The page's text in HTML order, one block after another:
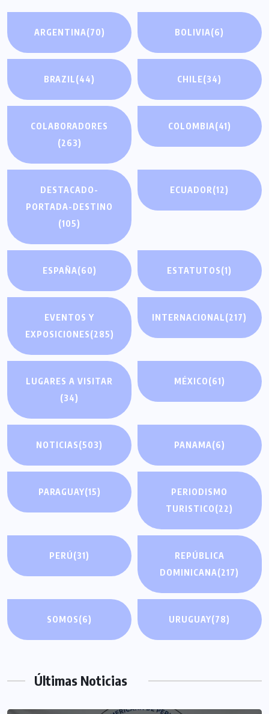
ARGENTINA(70) BOLIVIA(6)
BRAZIL(44) CHILE(34)
COLABORADORES
(263)
COLOMBIA(41)
DESTACADO-
PORTADA-DESTINO
(105)
ECUADOR(12)
ESPAÑA(60) ESTATUTOS(1)
EVENTOS Y
EXPOSICIONES(285)
INTERNACIONAL(217)
LUGARES A VISITAR
(34)
MÉXICO(61)
NOTICIAS(503) PANAMA(6)
PARAGUAY(15)
PERIODISMO
TURISTICO(22)
PERÚ(31)
REPÚBLICA
DOMINICANA(217)
SOMOS(6) URUGUAY(78)
Últimas Noticias